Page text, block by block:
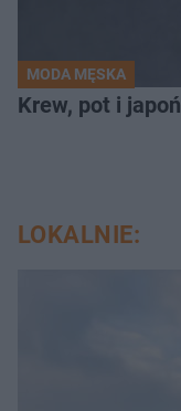
MODA MĘSKA
Krew, pot i
LOKALNIE: